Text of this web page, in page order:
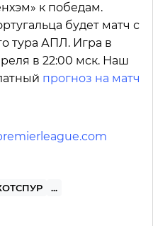
к победам.
будет матч с
тура АПЛ. Игра в
в 22:00 мск. Наш
прогноз на матч
...